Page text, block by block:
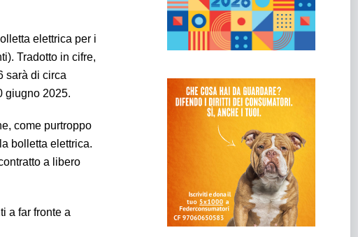
elettrica per i
Tradotto in cifre,
sarà di circa
giugno 2025.
come purtroppo
bolletta elettrica.
a libero
a far fronte a